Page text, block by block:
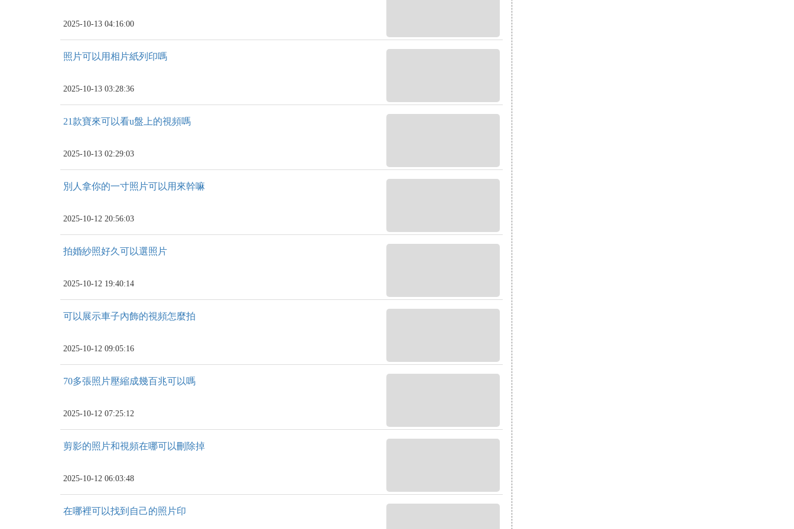
2025-10-13 04:16:00
照片可以用相片紙列印嗎
2025-10-13 03:28:36
21款寶來可以看u盤上的視頻嗎
2025-10-13 02:29:03
別人拿你的一寸照片可以用來幹嘛
2025-10-12 20:56:03
拍婚紗照好久可以選照片
2025-10-12 19:40:14
可以展示車子內飾的視頻怎麼拍
2025-10-12 09:05:16
70多張照片壓縮成幾百兆可以嗎
2025-10-12 07:25:12
剪影的照片和視頻在哪可以刪除掉
2025-10-12 06:03:48
在哪裡可以找到自己的照片印